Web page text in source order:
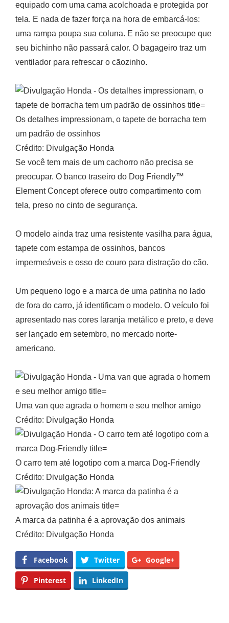
equipado com uma cama acolchoada e protegida por
tela. E nada de fazer força na hora de embarcá-los:
uma rampa poupa sua coluna. E não se preocupe que
seu bichinho não passará calor. O bagageiro traz um
ventilador para refrescar o cãozinho.
Os detalhes impressionam, o tapete de borracha tem
um padrão de ossinhos
Crédito: Divulgação Honda
Se você tem mais de um cachorro não precisa se
preocupar. O banco traseiro do Dog Friendly™
Element Concept oferece outro compartimento com
tela, preso no cinto de segurança.
O modelo ainda traz uma resistente vasilha para água,
tapete com estampa de ossinhos, bancos
impermeáveis e osso de couro para distração do cão.
Um pequeno logo e a marca de uma patinha no lado
de fora do carro, já identificam o modelo. O veículo foi
apresentado nas cores laranja metálico e preto, e deve
ser lançado em setembro, no mercado norte-
americano.
Uma van que agrada o homem e seu melhor amigo
Crédito: Divulgação Honda
O carro tem até logotipo com a marca Dog-Friendly
Crédito: Divulgação Honda
A marca da patinha é a aprovação dos animais
Crédito: Divulgação Honda
Facebook Twitter Google+
Pinterest LinkedIn